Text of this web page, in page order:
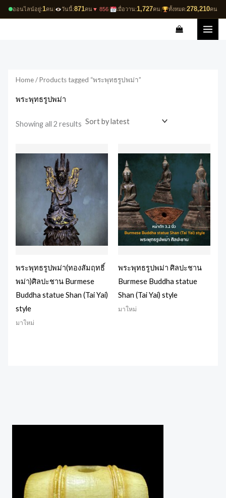
ออนไลน์อยู่:1คน| วันนี้:871คน▼ 856| เมื่อวาน:1,727คน| ทั้งหมด:278,210คน
Skip
to
Home/ Products tagged “พระพุทธรูปพม่า”
พระพุทธรูปพม่า
Showing all 2 results
Sorted
พระพุทธรูปพม่า(ทองสัมฤทธิ์
พม่า)ศิลปะชาน Burmese
Buddha statue Shan (Tai Yai)
style
มาใหม่
พระพุทธรูปพม่า ศิลปะชาน
Burmese Buddha statue
Shan (Tai Yai) style
มาใหม่